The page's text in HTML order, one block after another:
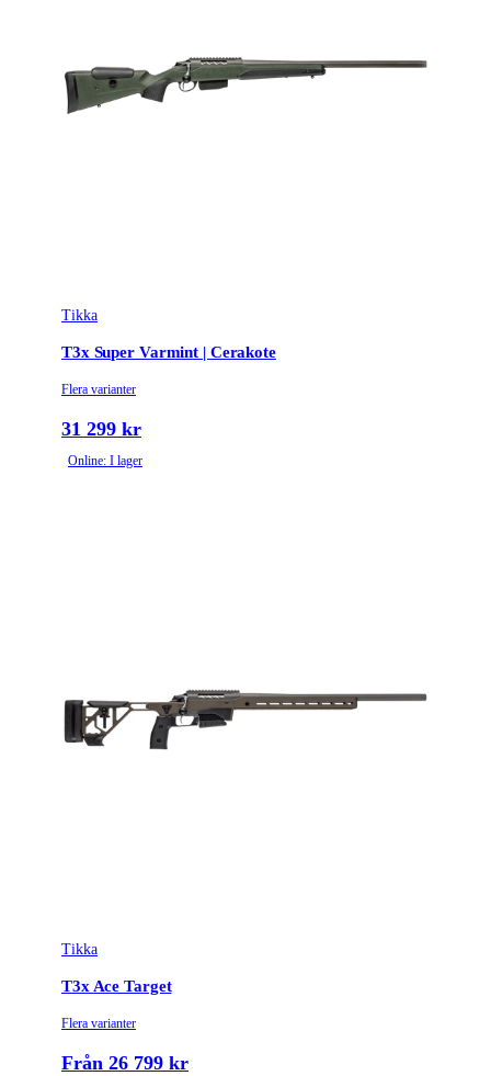
Tikka
T3x Super Varmint | Cerakote
Flera varianter
31 299 kr
Online: I lager
Tikka
T3x Ace Target
Flera varianter
Från 26 799 kr